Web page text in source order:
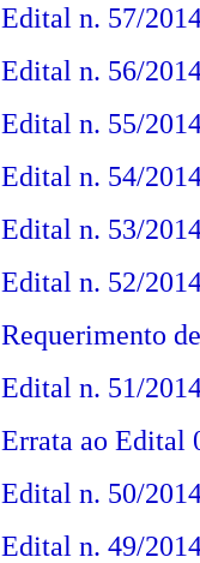
Edital n. 57/
Edital n. 56/
Edital n. 55/
Edital n. 54/
Edital n. 53/
Edital n. 52/
Requerimento
Edital n. 51/
Errata ao Edital
Edital n. 50/
Edital n. 49/